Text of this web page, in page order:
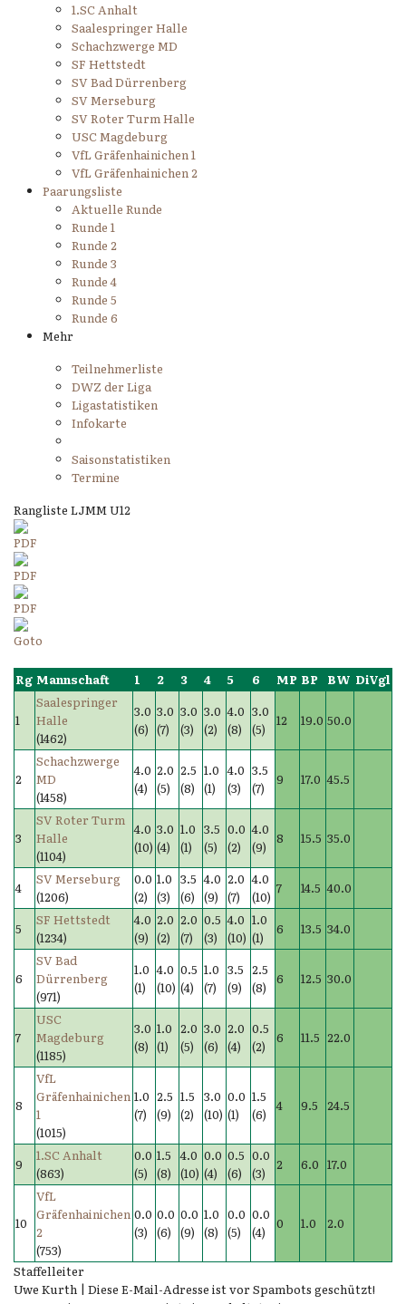
1.SC Anhalt
Saalespringer Halle
Schachzwerge MD
SF Hettstedt
SV Bad Dürrenberg
SV Merseburg
SV Roter Turm Halle
USC Magdeburg
VfL Gräfenhainichen 1
VfL Gräfenhainichen 2
Paarungsliste
Aktuelle Runde
Runde 1
Runde 2
Runde 3
Runde 4
Runde 5
Runde 6
Mehr
Teilnehmerliste
DWZ der Liga
Ligastatistiken
Infokarte
Saisonstatistiken
Termine
Rangliste LJMM U12
Rg Mannschaft 1 2 3 4 5 6 MP BP BW DiVgl
1
Saalespringer
Halle
(1462)
3.0
(6)
3.0
(7)
3.0
(3)
3.0
(2)
4.0
(8)
3.0
(5)
12 19.0 50.0
2
Schachzwerge
MD
(1458)
4.0
(4)
2.0
(5)
2.5
(8)
1.0
(1)
4.0
(3)
3.5
(7)
9 17.0 45.5
3
SV Roter Turm
Halle
(1104)
4.0
(10)
3.0
(4)
1.0
(1)
3.5
(5)
0.0
(2)
4.0
(9)
8 15.5 35.0
4
SV Merseburg
(1206)
0.0
(2)
1.0
(3)
3.5
(6)
4.0
(9)
2.0
(7)
4.0
(10)
7 14.5 40.0
5
SF Hettstedt
(1234)
4.0
(9)
2.0
(2)
2.0
(7)
0.5
(3)
4.0
(10)
1.0
(1)
6 13.5 34.0
6
SV Bad
Dürrenberg
(971)
1.0
(1)
4.0
(10)
0.5
(4)
1.0
(7)
3.5
(9)
2.5
(8)
6 12.5 30.0
7
USC
Magdeburg
(1185)
3.0
(8)
1.0
(1)
2.0
(5)
3.0
(6)
2.0
(4)
0.5
(2)
6 11.5 22.0
8
VfL
Gräfenhainichen
1
(1015)
1.0
(7)
2.5
(9)
1.5
(2)
3.0
(10)
0.0
(1)
1.5
(6)
4 9.5 24.5
9
1.SC Anhalt
(863)
0.0
(5)
1.5
(8)
4.0
(10)
0.0
(4)
0.5
(6)
0.0
(3)
2 6.0 17.0
10
VfL
Gräfenhainichen
2
(753)
0.0
(3)
0.0
(6)
0.0
(9)
1.0
(8)
0.0
(5)
0.0
(4)
0 1.0 2.0
Staffelleiter
Uwe Kurth | Diese E-Mail-Adresse ist vor Spambots geschützt!